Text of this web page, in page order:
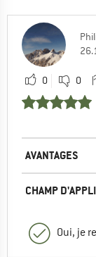
0 0
AVANTAGES
CHAMP
Oui, je